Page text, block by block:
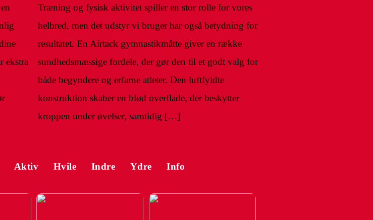
ekstra
Træning og fysisk aktivitet spiller en stor rolle for vores
helbred, men det udstyr vi bruger har også betydning for
resultatet. En Airtack gymnastikmåtte giver en række
sundhedsmæssige fordele, der gør den til et godt valg for
både begyndere og erfarne atleter. Den luftfyldte
konstruktion skaber en blød overflade, der beskytter
kroppen under øvelser, samtidig […]
Aktiv Hvile Indre Ydre Info